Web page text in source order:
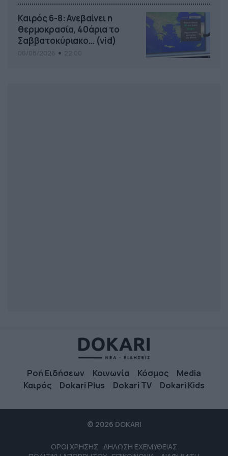
Καιρός 6-8: Ανεβαίνει η
θερμοκρασία, 40άρια το
Σαββατοκύριακο… (vid)
Ροή Ειδήσεων Κοινωνία Κόσμος
Media
Καιρός
Dokari Plus Dokari TV Dokari Kids
© 2026 DOKARI
ΟΡΟΙ ΧΡΗΣΗΣ ΔΗΛΩΣΗ ΕΧΕΜΥΘΕΙΑΣ